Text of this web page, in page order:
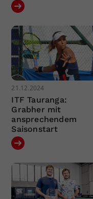
21.12.2024
ITF Tauranga:
Grabher mit
ansprechendem
Saisonstart